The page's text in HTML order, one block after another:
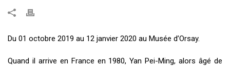
Du 01 octobre 2019 au 12 janvier 2020 au Musée d’Orsay.
Quand il arrive en France en 1980, Yan Pei-Ming, alors âgé de